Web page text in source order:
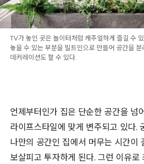
TV가 놓인 곳은 놀이터처럼 캐주얼하게 즐길 수
놓을 수 있는 부분을 빌트인으로 만들어 공간을
데커레이션도 할 수 있다.
언제부터인가 집은 단순한 공간을 넘
라이프스타일에 맞게 변주되고 있다.
나만의 공간인 집에서 머무는 시간이
보살피고 투자하게 된다. 그런 이유로